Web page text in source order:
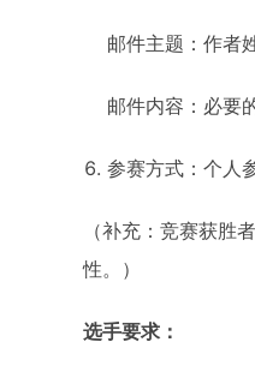
邮件主题：作者
邮件内容：必要
参赛方式：个人
（补充：竞赛获胜
性。）
选手要求：